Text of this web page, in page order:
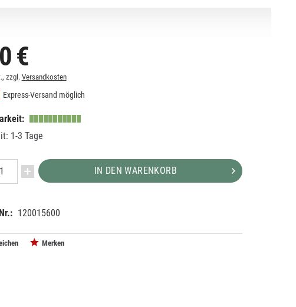
€
zzgl. Versandkosten
Express-Versand möglich
1-3 Tage
IN DEN WARENKORB
120015600
Merken